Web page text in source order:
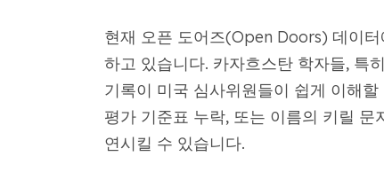
현재 오픈 도어즈(Open Doors) 데이
하고 있습니다. 카자흐스탄 학자들, 특
기록이 미국 심사위원들이 쉽게 이해
평가 기준표 누락, 또는 이름의 키릴
연시킬 수 있습니다.